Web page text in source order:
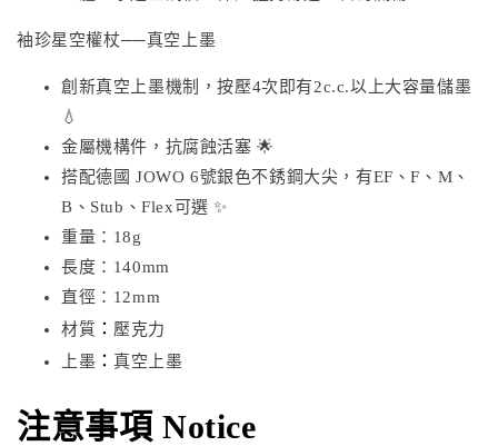
袖珍星空權杖──真空上墨
創新真空上墨機制，按壓4次即有2c.c.以上大容量儲墨
💧
金屬機構件，抗腐蝕活塞 🌟
搭配德國 JOWO 6號銀色不銹鋼大尖，有EF、F、M、
B、Stub、Flex可選 ✨
重量：18g
長度：140mm
直徑：12mm
材質 ： 壓克力
上墨 ：真空上墨
注意事項 Notice